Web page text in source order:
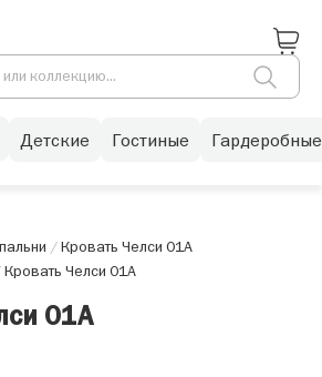
Детские Гостиные Гардеробные
/Кровать Челси 01А
Кровать Челси 01А
01А